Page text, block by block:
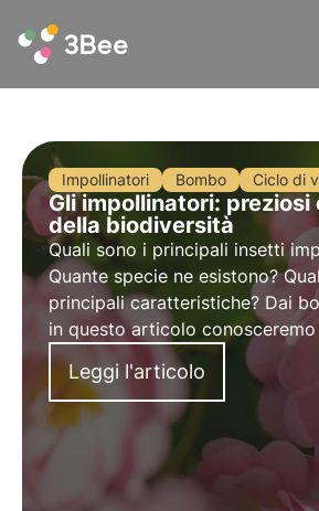
Impollinatori Bombo Ciclo di
Gli impollinatori: preziosi
della biodiversità
Quali sono i principali insetti
Quante specie ne esistono?
principali caratteristiche? Dai
in questo articolo
specie di impollinatori, preziosi
biodiversità
Leggi l'articolo